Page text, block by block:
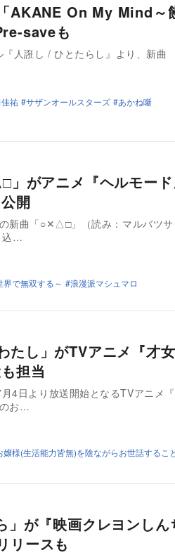
AKANE On My Mind～
saveも
人誑し / ひとたらし』より、新曲
祐 サザンオールスターズ あかね噺
がアニメ『ヘルモード
開
新曲「○✕△□」（読み：マルバツサ
込…
で無双する～
浪漫派マシュマロ
たし」がTVアニメ『才
担当
4日より放送開始となるTVアニメ
お…
様(生活能力皆無)を陰ながらお世話するこ
が『映画クレヨンしん
リースも